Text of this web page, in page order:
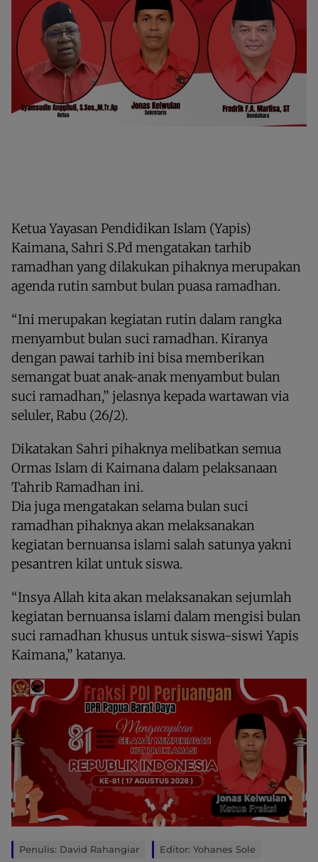
Ketua Yayasan Pendidikan Islam (Yapis)
Kaimana, Sahri S.Pd mengatakan tarhib
ramadhan yang dilakukan pihaknya merupakan
agenda rutin sambut bulan puasa ramadhan.
“Ini merupakan kegiatan rutin dalam rangka
menyambut bulan suci ramadhan. Kiranya
dengan pawai tarhib ini bisa memberikan
semangat buat anak-anak menyambut bulan
suci ramadhan,” jelasnya kepada wartawan via
seluler, Rabu (26/2).
Dikatakan Sahri pihaknya melibatkan semua
Ormas Islam di Kaimana dalam pelaksanaan
Tahrib Ramadhan ini.
Dia juga mengatakan selama bulan suci
ramadhan pihaknya akan melaksanakan
kegiatan bernuansa islami salah satunya yakni
pesantren kilat untuk siswa.
“Insya Allah kita akan melaksanakan sejumlah
kegiatan bernuansa islami dalam mengisi bulan
suci ramadhan khusus untuk siswa-siswi Yapis
Kaimana,” katanya.
Penulis: David Rahangiar Editor: Yohanes Sole